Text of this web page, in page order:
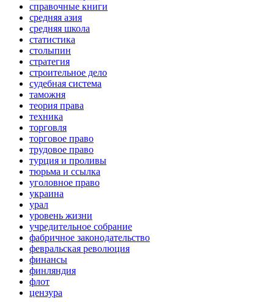
справочные книги
средняя азия
средняя школа
статистика
столыпин
стратегия
строительное дело
судебная система
таможня
теория права
техника
торговля
торговое право
трудовое право
турция и проливы
тюрьма и ссылка
уголовное право
украина
урал
уровень жизни
учредительное собрание
фабричное законодательство
февральская революция
финансы
финляндия
флот
цензура